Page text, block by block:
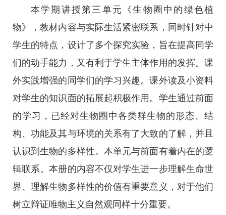
本学期讲授第三单元《生物圈中的绿色植
物》，教材内容与实际生活紧密联系，同时针对中
学生的特点，设计了多个探究实验，旨在提高同学
们的动手能力，又有利于学生主体作用的发挥。课
外实践增强的同学们的学习兴趣。课外读及小资料
对学生的知识面的拓展起积极作用。学生通过前面
的学习，已经对生物圈中各类群生物的形态、结
构、功能及其与环境的关系有了大致的了解，并且
认识到生物的多样性。本单元与前面有着内在的逻
辑联系。本册的内容不仅对学生进一步理解生命世
界、理解生物多样性的价值有重要意义，对于他们
树立辩证唯物主义自然观同样十分重要。